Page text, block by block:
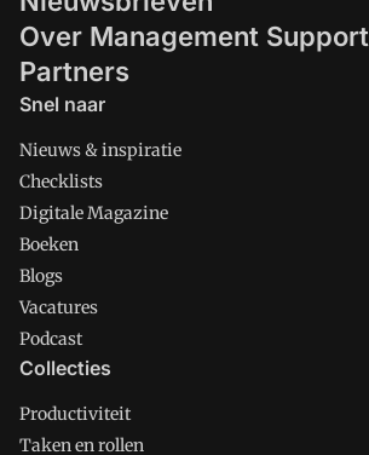
Over Management Support
Partners
Snel naar
Nieuws & inspiratie
Checklists
Digitale Magazine
Boeken
Blogs
Vacatures
Podcast
Collecties
Productiviteit
Taken en rollen